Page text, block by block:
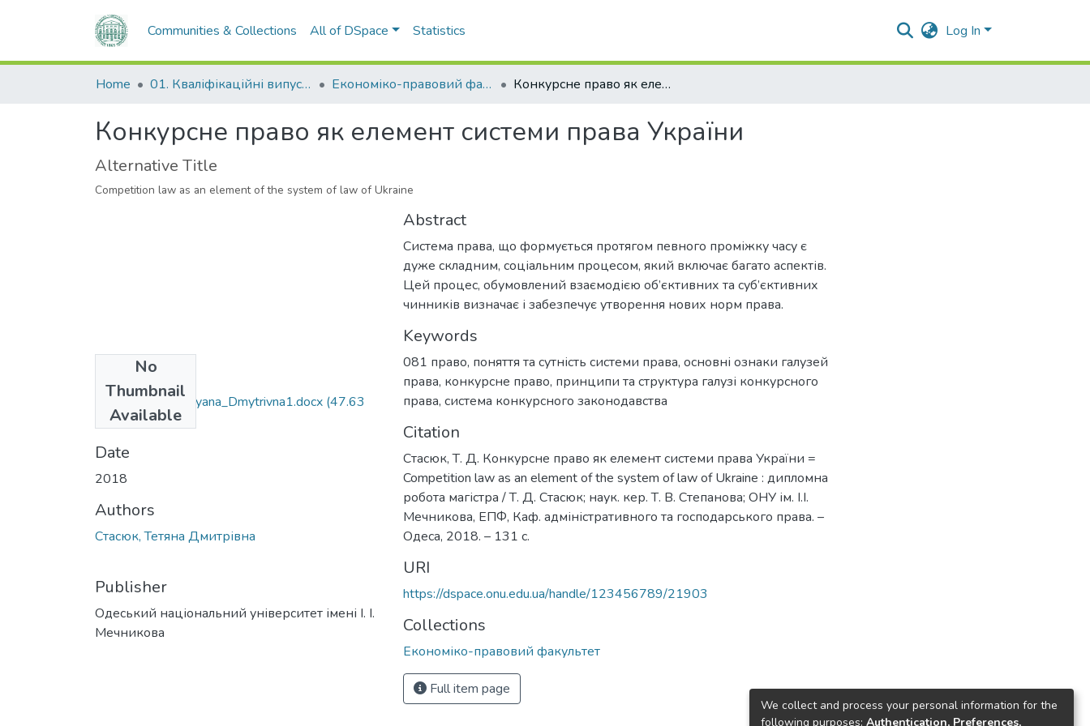
Communities & Collections All of DSpace Statistics Log In
Home 01. Кваліфікаційні випускні роботи здобувачів вищої освіти Економіко-правовий факультет Конкурсне право як елемент системи права України
Конкурсне право як елемент системи права України
Alternative Title
Competition law as an element of the system of law of Ukraine
No
Thumbnail
Available
081_Stasyuk_Tetyana_Dmytrivna1.docx (47.63
KB)
Date
2018
Authors
Стасюк, Тетяна Дмитрівна
Publisher
Одеський національний університет імені І. І.
Мечникова
Abstract
Система права, що формується протягом певного проміжку часу є
дуже складним, соціальним процесом, який включає багато аспектів.
Цей процес, обумовлений взаємодією об’єктивних та суб’єктивних
чинників визначає і забезпечує утворення нових норм права.
Keywords
081 право, поняття та сутність системи права, основні ознаки галузей
права, конкурсне право, принципи та структура галузі конкурсного
права, система конкурсного законодавства
Citation
Стасюк, Т. Д. Конкурсне право як елемент системи права України =
Competition law as an element of the system of law of Ukraine : дипломна
робота магістра / Т. Д. Стасюк; наук. кер. Т. В. Степанова; ОНУ ім. І.І.
Мечникова, ЕПФ, Каф. адміністративного та господарського права. –
Одеса, 2018. – 131 с.
URI
https://dspace.onu.edu.ua/handle/123456789/21903
Collections
Економіко-правовий факультет
Full item page
We collect and process your personal information for the
following purposes: Authentication, Preferences,